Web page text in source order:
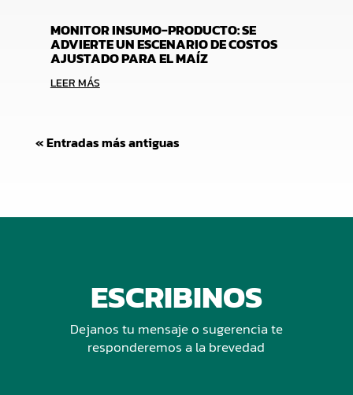
MONITOR INSUMO-PRODUCTO: SE
ADVIERTE UN ESCENARIO DE COSTOS
AJUSTADO PARA EL MAÍZ
LEER MÁS
« Entradas más antiguas
ESCRIBINOS
Dejanos tu mensaje o sugerencia te
responderemos a la brevedad